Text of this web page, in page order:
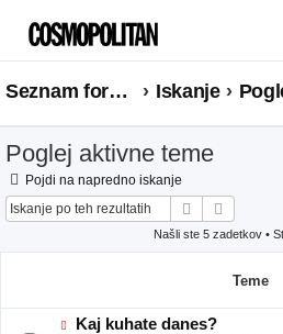
Seznam forumov Iskanje
Poglej aktivne teme
Pojdi na napredno iskanje
Iskanje
Našli ste 5 zadetkov •
Teme
NKaj kuhate danes?